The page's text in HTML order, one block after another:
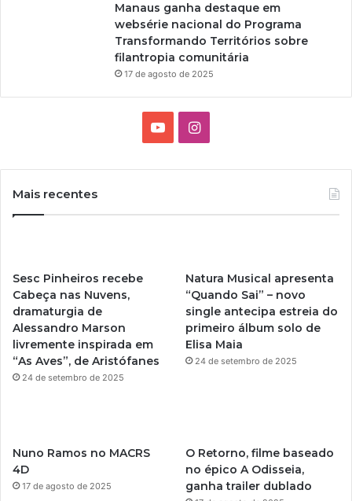
Manaus ganha destaque em
websérie nacional do Programa
Transformando Territórios sobre
filantropia comunitária
17 de agosto de 2025
I
g
r
a
Mais recentes
Sesc Pinheiros recebe
Cabeça nas Nuvens,
dramaturgia de
Alessandro Marson
livremente inspirada em
“As Aves”, de Aristófanes
24 de setembro de 2025
Natura Musical apresenta
“Quando Sai” – novo
single antecipa estreia do
primeiro álbum solo de
Elisa Maia
24 de setembro de 2025
Nuno Ramos no MACRS
4D
17 de agosto de 2025
O Retorno, filme baseado
no épico A Odisseia,
ganha trailer dublado